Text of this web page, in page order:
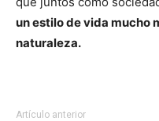
un estilo de vida mucho
naturaleza.
Artículo anterior